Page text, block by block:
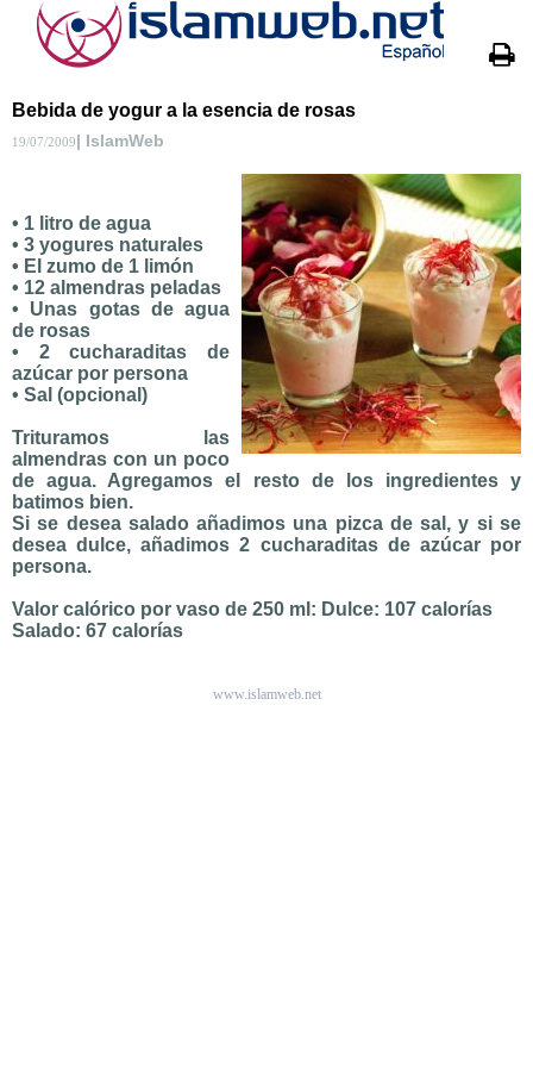
Bebida de yogur a la esencia de rosas
19/07/2009| IslamWeb
• 1 litro de agua
• 3 yogures naturales
• El zumo de 1 limón
• 12 almendras peladas
• Unas gotas de agua
de rosas
• 2 cucharaditas de
azúcar por persona
• Sal (opcional)
Trituramos las
almendras con un poco
de agua. Agregamos el resto de los ingredientes y
batimos bien.
Si se desea salado añadimos una pizca de sal, y si se
desea dulce, añadimos 2 cucharaditas de azúcar por
persona.
Valor calórico por vaso de 250 ml: Dulce: 107 calorías
Salado: 67 calorías
www.islamweb.net